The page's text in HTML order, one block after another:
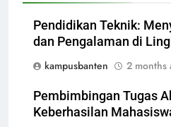
Pendidikan Teknik:
dan Pengalaman di
kampusbanten
2 months
Pembimbingan Tugas
Keberhasilan